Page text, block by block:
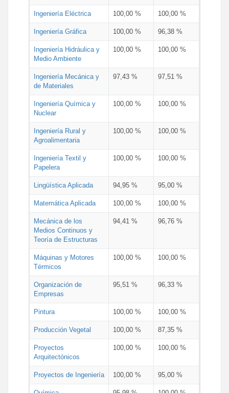
Ingeniería Eléctrica 100,00 % 100,00 %
Ingeniería Gráfica 100,00 % 96,38 %
Ingeniería Hidráulica y
Medio Ambiente
100,00 % 100,00 %
Ingeniería Mecánica y
de Materiales
97,43 % 97,51 %
Ingeniería Química y
Nuclear
100,00 % 100,00 %
Ingeniería Rural y
Agroalimentaria
100,00 % 100,00 %
Ingeniería Textil y
Papelera
100,00 % 100,00 %
Lingüística Aplicada 94,95 % 95,00 %
Matemática Aplicada 100,00 % 100,00 %
Mecánica de los
Medios Continuos y
Teoría de Estructuras
94,41 % 96,76 %
Máquinas y Motores
Térmicos
100,00 % 100,00 %
Organización de
Empresas
95,51 % 96,33 %
Pintura 100,00 % 100,00 %
Producción Vegetal 100,00 % 87,35 %
Proyectos
Arquitectónicos
100,00 % 100,00 %
Proyectos de Ingeniería 100,00 % 95,00 %